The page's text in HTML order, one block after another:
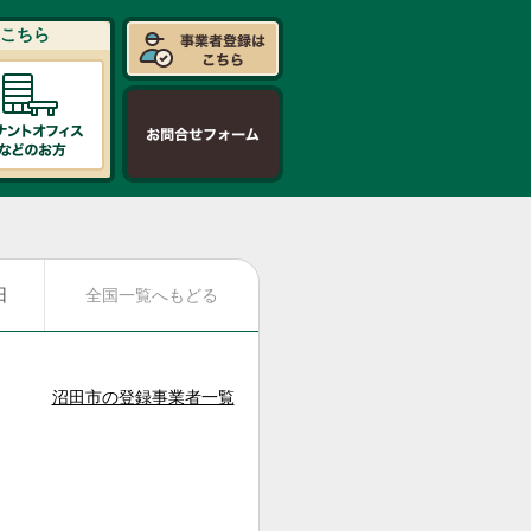
ちら
全国一覧へもどる
沼田市の登録事業者一覧